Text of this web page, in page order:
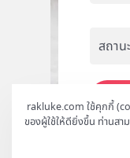
rakluke.com ใช้คุกกี้
ของผู้ใช้ให้ดียิ่งขึ้น ท่านสา